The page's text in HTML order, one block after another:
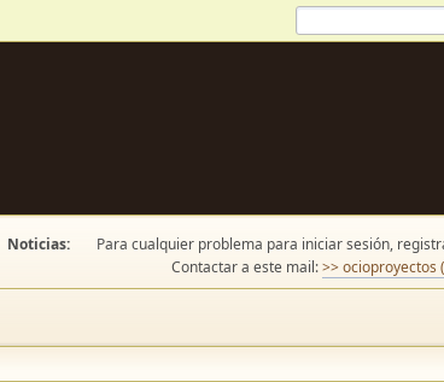
Noticias:
Para cualquier problema para iniciar sesión,
Contactar a este mail:>> ocioproyectos